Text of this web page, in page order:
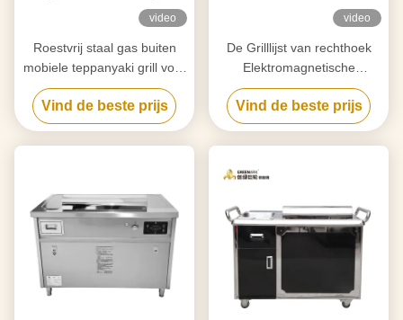
video
Roestvrij staal gas buiten
mobiele teppanyaki grill voor
het frituren van biefstuk
Vind de beste prijs
video
De Grilllijst van rechthoek
Elektromagnetische
Openluchthibachi voor
Rundvlees/Schaap
Vind de beste prijs